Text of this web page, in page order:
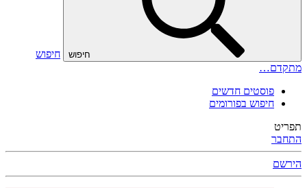
חיפוש
חיפוש
מתקדם…
פוסטים חדשים
חיפוש בפורומים
תפריט
התחבר
הירשם